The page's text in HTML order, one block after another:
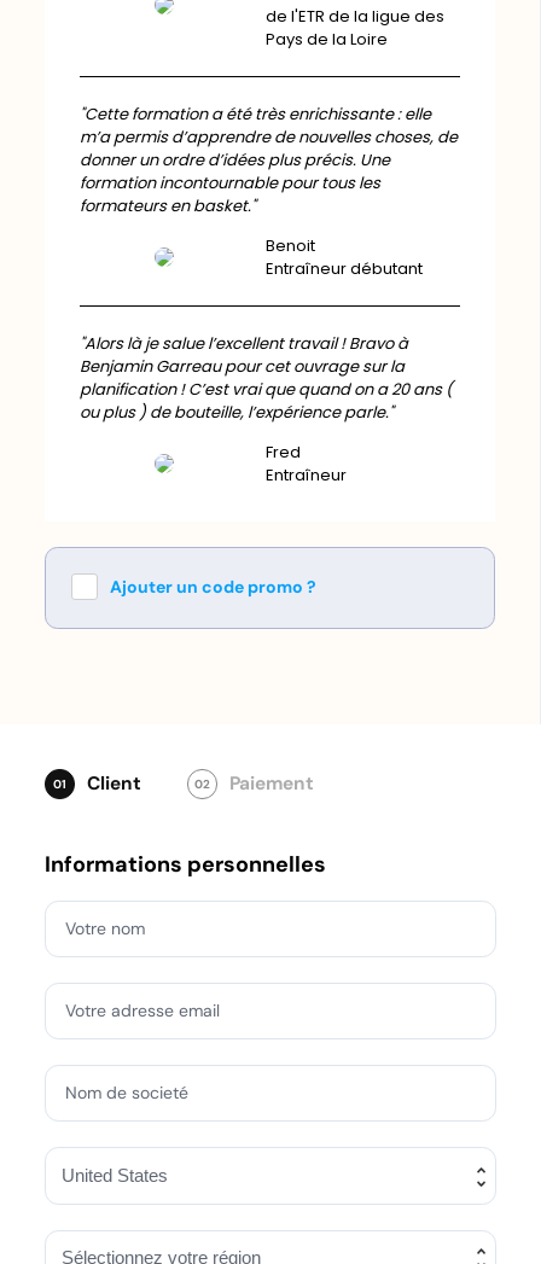
01 Client 02 Paiement
Informations personnelles
Votre nom
Votre adresse email
Nom de societé
de l'ETR de la ligue des
Pays de la Loire
"Cette formation a été très enrichissante : elle
m’a permis d’apprendre de nouvelles choses, de
donner un ordre d’idées plus précis. Une
formation incontournable pour tous les
formateurs en basket."
Benoit
Entraîneur débutant
"Alors là je salue l’excellent travail ! Bravo à
Benjamin Garreau pour cet ouvrage sur la
planification ! C’est vrai que quand on a 20 ans (
ou plus ) de bouteille, l’expérience parle."
Fred
Entraîneur
Ajouter un code promo ?